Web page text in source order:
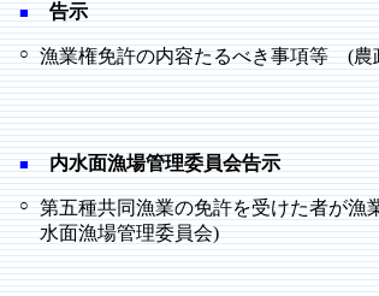
■ 告示
○ 漁業権免許の内容たるべき事項等 (農
■ 内水面漁場管理委員会告示
○ 第五種共同漁業の免許を受けた者が
水面漁場管理委員会)